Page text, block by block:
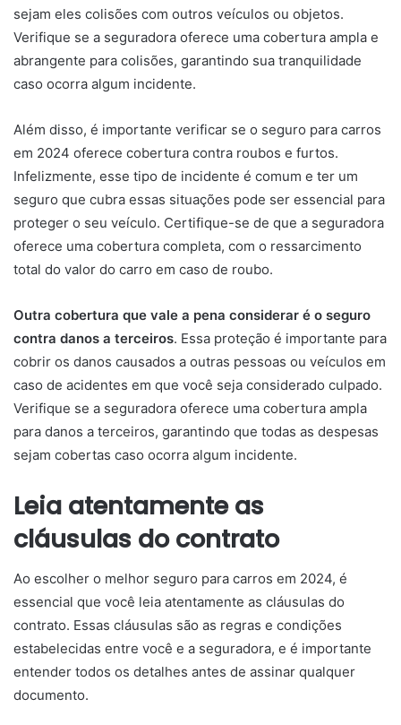
sejam eles colisões com outros veículos ou objetos.
Verifique se a seguradora oferece uma cobertura ampla e
abrangente para colisões, garantindo sua tranquilidade
caso ocorra algum incidente.
Além disso, é importante verificar se o seguro para carros
em 2024 oferece cobertura contra roubos e furtos.
Infelizmente, esse tipo de incidente é comum e ter um
seguro que cubra essas situações pode ser essencial para
proteger o seu veículo. Certifique-se de que a seguradora
oferece uma cobertura completa, com o ressarcimento
total do valor do carro em caso de roubo.
Outra cobertura que vale a pena considerar é o seguro
contra danos a terceiros. Essa proteção é importante para
cobrir os danos causados a outras pessoas ou veículos em
caso de acidentes em que você seja considerado culpado.
Verifique se a seguradora oferece uma cobertura ampla
para danos a terceiros, garantindo que todas as despesas
sejam cobertas caso ocorra algum incidente.
Leia atentamente as
cláusulas do contrato
Ao escolher o melhor seguro para carros em 2024, é
essencial que você leia atentamente as cláusulas do
contrato. Essas cláusulas são as regras e condições
estabelecidas entre você e a seguradora, e é importante
entender todos os detalhes antes de assinar qualquer
documento.